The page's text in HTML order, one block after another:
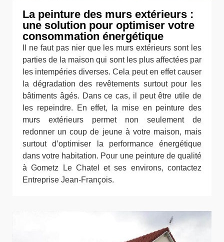
La peinture des murs extérieurs :
une solution pour optimiser votre
consommation énergétique
Il ne faut pas nier que les murs extérieurs sont les
parties de la maison qui sont les plus affectées par
les intempéries diverses. Cela peut en effet causer
la dégradation des revêtements surtout pour les
bâtiments âgés. Dans ce cas, il peut être utile de
les repeindre. En effet, la mise en peinture des
murs extérieurs permet non seulement de
redonner un coup de jeune à votre maison, mais
surtout d’optimiser la performance énergétique
dans votre habitation. Pour une peinture de qualité
à Gometz Le Chatel et ses environs, contactez
Entreprise Jean-François.